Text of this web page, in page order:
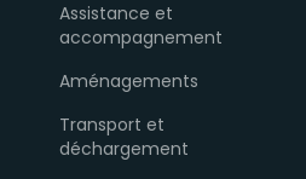
Assistance et
accompagnement
Aménagements
Transport et
déchargement